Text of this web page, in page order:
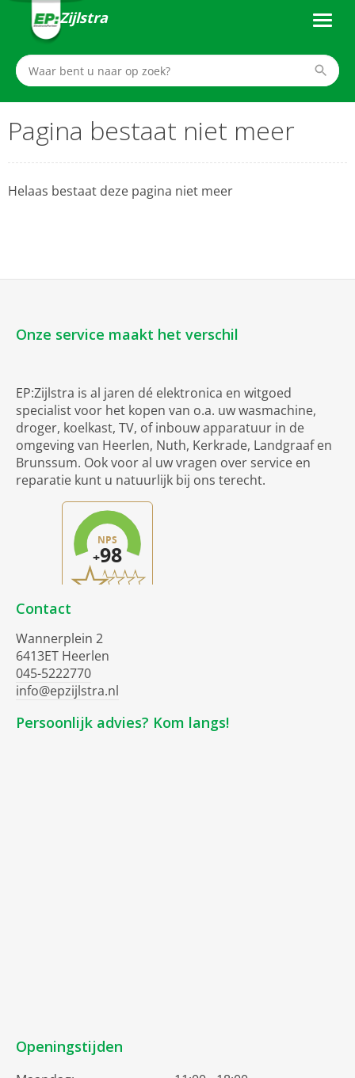
Zijlstra
Pagina bestaat niet meer
Helaas bestaat deze pagina niet meer
Onze service maakt het verschil
EP:Zijlstra is al jaren dé elektronica en witgoed
specialist voor het kopen van o.a. uw wasmachine,
droger, koelkast, TV, of inbouw apparatuur in de
omgeving van Heerlen, Nuth, Kerkrade, Landgraaf en
Brunssum. Ook voor al uw vragen over service en
reparatie kunt u natuurlijk bij ons terecht.
Contact
Wannerplein 2
6413ET Heerlen
045-5222770
info@epzijlstra.nl
Persoonlijk advies? Kom langs!
Openingstijden